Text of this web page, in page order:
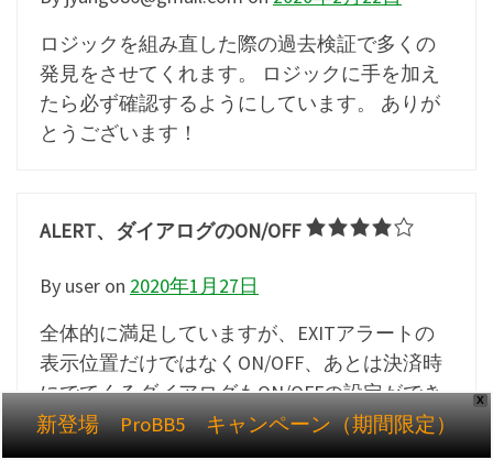
ロジックを組み直した際の過去検証で多くの
発見をさせてくれます。 ロジックに手を加え
たら必ず確認するようにしています。 ありが
とうございます！
ALERT、ダイアログのON/OFF
By user on 2020年1月27日
全体的に満足していますが、EXITアラートの
表示位置だけではなくON/OFF、あとは決済時
にでてくるダイアログもON/OFFの設定ができ
るようになるといいと思います。
X
新登場 ProBB5 キャンペーン（期間限定）